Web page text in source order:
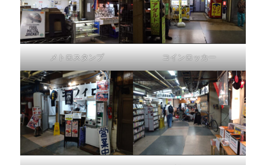
メトロスタンプ コインロッカー